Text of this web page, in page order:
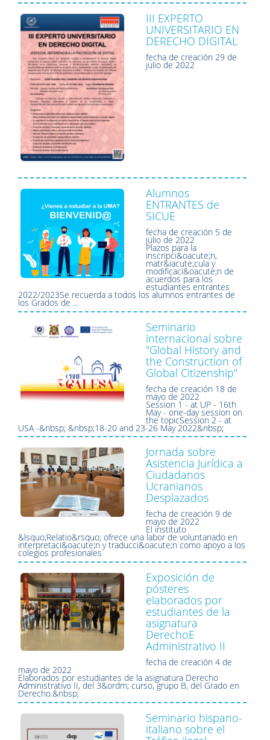
III EXPERTO
UNIVERSITARIO EN
DERECHO DIGITAL
fecha de creación 29 de
julio de 2022
Alumnos
ENTRANTES de
SICUE
fecha de creación 5 de
julio de 2022
Plazos para la
inscripci&oacute;n,
matr&iacute;cula y
modificaci&oacute;n de
acuerdos para los
estudiantes entrantes
2022/2023Se recuerda a todos los alumnos entrantes de
los Grados de …
Seminario
internacional sobre
"Global History and
the Construction of
Global Citizenship"
fecha de creación 18 de
mayo de 2022
Session 1 - at UP - 16th
May - one-day session on
the topicSession 2 - at
USA -&nbsp; &nbsp;18-20 and 23-26 May 2022&nbsp;
Jornada sobre
Asistencia Jurídica a
Ciudadanos
Ucranianos
Desplazados
fecha de creación 9 de
mayo de 2022
El instituto
&lsquo;Relatio&rsquo; ofrece una labor de voluntariado en
interpretaci&oacute;n y traducci&oacute;n como apoyo a los
colegios profesionales
Exposición de
pósteres
elaborados por
estudiantes de la
asignatura
DerechoE
Administrativo II
fecha de creación 4 de
mayo de 2022
Elaborados por estudiantes de la asignatura Derecho
Administrativo II, del 3&ordm; curso, grupo B, del Grado en
Derecho.&nbsp;
Seminario hispano-
italiano sobre el